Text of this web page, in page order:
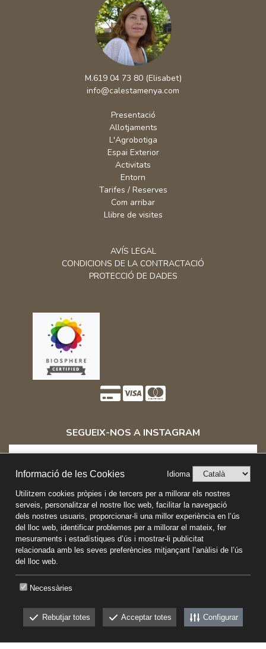
M.619 04 73 80 (Elisabet)
info@calestamenya.com
Presentació
Allotjaments
L'Agrobotiga
Espai Exterior
Activitats
Entorn
Tarifes / Reserves
Com arribar
Llibre de visites
AVÍS LEGAL
CONDICIONS DE LA CONTRACTACIÓ
PROTECCIÓ DE DADES
SEGUEIX-NOS A INSTAGRAM
Col·laboradors de:
Informació de les Cookies Idioma
Utilitzem cookies pròpies i de tercers per a millorar els nostres
serveis, personalitzar el nostre lloc web, facilitar la navegació
dels nostres usuaris, proporcionar-li una millor experiència en l’ús
del lloc web, identificar problemes per a millorar el mateix, fer
mesuraments i estadístiques d’ús i mostrar-li publicitat
relacionada amb les seves preferències mitjançant l’anàlisi de l’ús
del lloc web.
Necessàries
Rebutjar totes Acceptar totes Configurar